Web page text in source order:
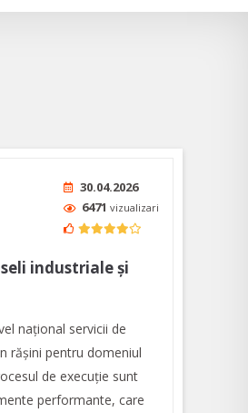
30.04.2026
6471 vizualizari
industriale şi
național servicii de
rășini pentru domeniul
de execuție sunt
performante, care